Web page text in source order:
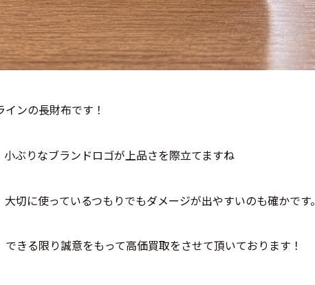
ンの長財布です！
ぶりなブランドロゴが上品さを際立てますね
切に使っているつもりでもダメージが出やすいのも確かです。
きる限り誠意をもって高価買取をさせて頂いております！